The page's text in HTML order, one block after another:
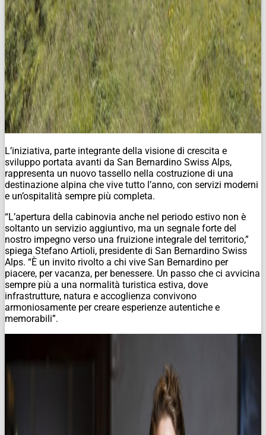
L’iniziativa, parte integrante della visione di crescita e
sviluppo portata avanti da San Bernardino Swiss Alps,
rappresenta un nuovo tassello nella costruzione di una
destinazione alpina che vive tutto l’anno, con servizi moderni
e un’ospitalità sempre più completa.
“L’apertura della cabinovia anche nel periodo estivo non è
soltanto un servizio aggiuntivo, ma un segnale forte del
nostro impegno verso una fruizione integrale del territorio,”
spiega Stefano Artioli, presidente di San Bernardino Swiss
Alps. “È un invito rivolto a chi vive San Bernardino per
piacere, per vacanza, per benessere. Un passo che ci avvicina
sempre più a una normalità turistica estiva, dove
infrastrutture, natura e accoglienza convivono
armoniosamente per creare esperienze autentiche e
memorabili”.